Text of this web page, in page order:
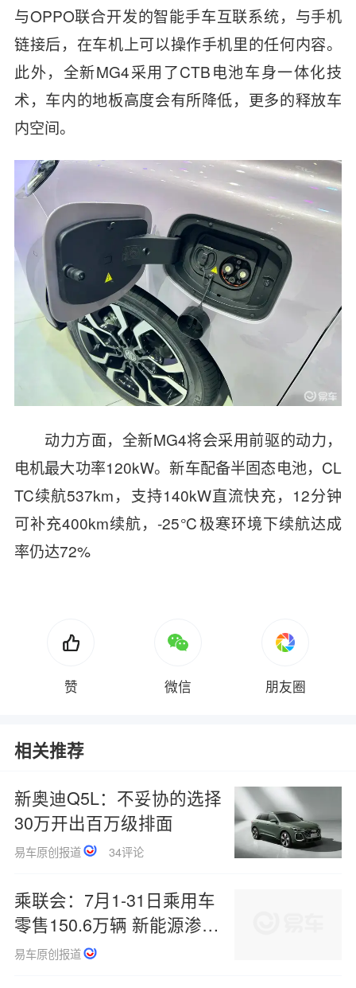
与OPPO联合开发的智能手车互联系统，与手机
链接后，在车机上可以操作手机里的任何内容。
此外，全新MG4采用了CTB电池车身一体化技
术，车内的地板高度会有所降低，更多的释放车
内空间。
动力方面，全新MG4将会采用前驱的动力，
电机最大功率120kW。新车配备半固态电池， CL
TC续航537km，支持140kW直流快充， 12分钟
可补充400km续航， -25℃极寒环境下续航达成
率仍达72%
赞 微信 朋友圈
相关推荐
新奥迪Q5L：不妥协的选择
30万开出百万级排面
易车原创报道 34评论
乘联会：7月1-31日乘用车
零售150.6万辆 新能源渗透
率64.4%
易车原创报道